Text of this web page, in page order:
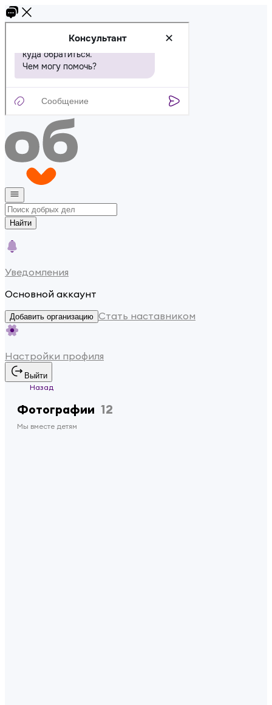
Найти
Уведомления
Основной аккаунт
Добавить организацию Стать наставником
Настройки профиля
Выйти
Назад
Фотографии 12
Мы вместе детям